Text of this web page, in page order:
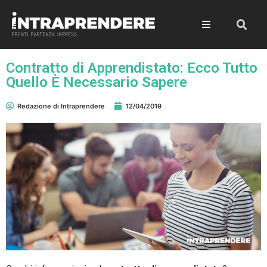
Contratto di Apprendistato: Ecco Tutto
Quello È Necessario Sapere
Redazione di Intraprendere 12/04/2019